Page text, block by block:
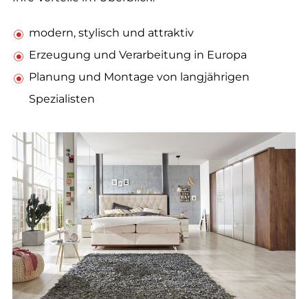
modern, stylisch und attraktiv
Erzeugung und Verarbeitung in Europa
Planung und Montage von langjährigen
Spezialisten